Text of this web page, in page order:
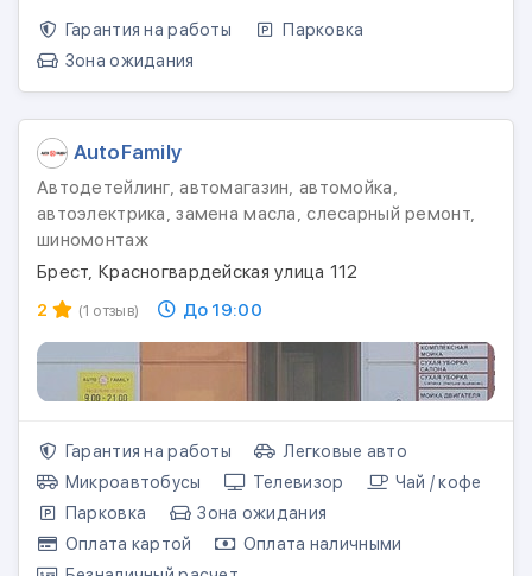
Гарантия на работы
Парковка
Зона ожидания
AutoFamily
Автодетейлинг, автомагазин, автомойка,
автоэлектрика, замена масла, слесарный ремонт,
шиномонтаж
Брест, Красногвардейская улица 112
2
(1 отзыв) До 19:00
Гарантия на работы
Легковые авто
Микроавтобусы
Телевизор
Чай / кофе
Парковка
Зона ожидания
Оплата картой
Оплата наличными